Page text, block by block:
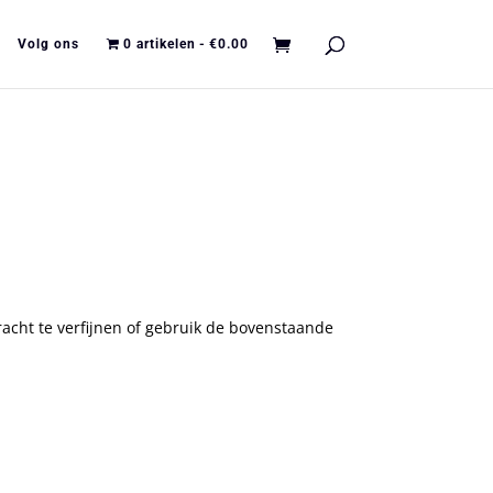
Volg ons 0 artikelen €0.00
te verfijnen of gebruik de bovenstaande